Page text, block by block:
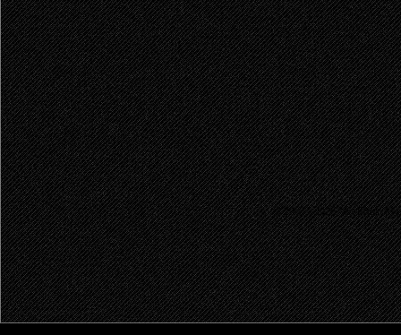
© 2003 - 2026 MetalRus.